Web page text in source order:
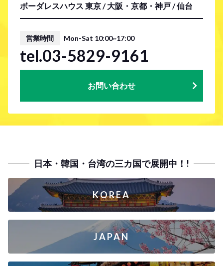
ボーダレスハウス 東京 / 大阪・京都・神戸 / 仙台
営業時間 Mon-Sat 10:00~17:00
tel.03-5829-9161
お問い合わせ
日本・韓国・台湾の三カ国で展開中！!
KOREA
JAPAN